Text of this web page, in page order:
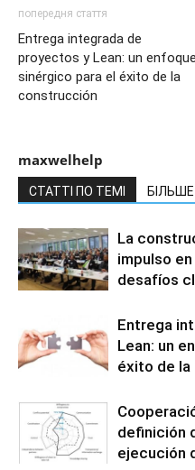
попередня стаття
Entrega integrada de
proyectos y Lean: un enfoque
sinérgico para el éxito de la
construcción
maxwelhelp
СТАТТІ ПО ТЕМІ
La
impulso
desafíos
Entrega
Lean: un
éxito de
definición
ejecución